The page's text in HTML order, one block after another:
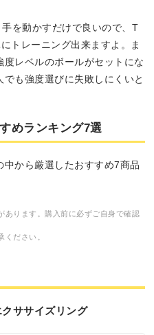
を動かすだけで良いので、T
トレーニング出来ますよ。ま
レベルのボールがセットにな
も強度選びに失敗しにくいと
めランキング7選
から厳選したおすすめ7商品
ります。購入前に必ずご自身で確認
ださい。
ササイズリング